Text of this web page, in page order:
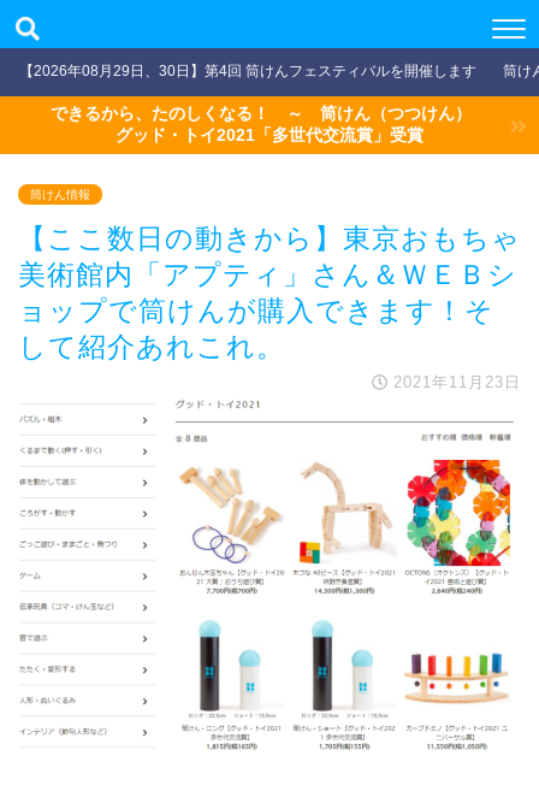
【2026年08月29日、30日】第4回 筒けんフェスティバルを開催します 筒け
できるから、たのしくなる！ ～ 筒けん（つつけん）
グッド・トイ2021「多世代交流賞」受賞
筒けん情報
【ここ数日の動きから】東京おもちゃ
美術館内「アプティ」さん＆ＷＥＢシ
ョップで筒けんが購入できます！そ
して紹介あれこれ。
2021年11月23日